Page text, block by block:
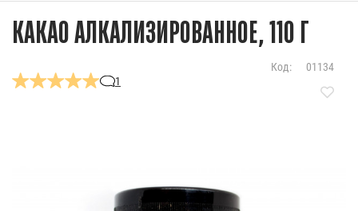
КАКАО АЛКАЛИЗИРОВАННОЕ, 110 Г
1
Код: 01134